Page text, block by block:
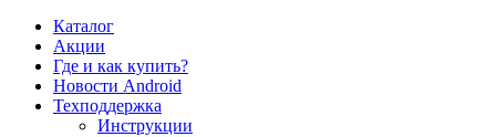
Каталог
Акции
Где и как купить?
Новости Android
Техподдержка
Инструкции